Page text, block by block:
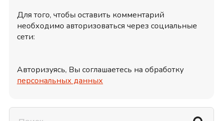
Для того, чтобы оставить комментарий
необходимо авторизоваться через социальные
сети:
Авторизуясь, Вы соглашаетесь на обработку
персональных данных